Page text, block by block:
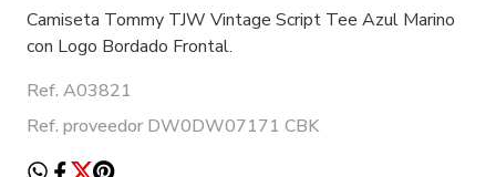
Camiseta Tommy TJW Vintage Script Tee Azul Marino
con Logo Bordado Frontal.
Ref. A03821
Ref. proveedor DW0DW07171 CBK